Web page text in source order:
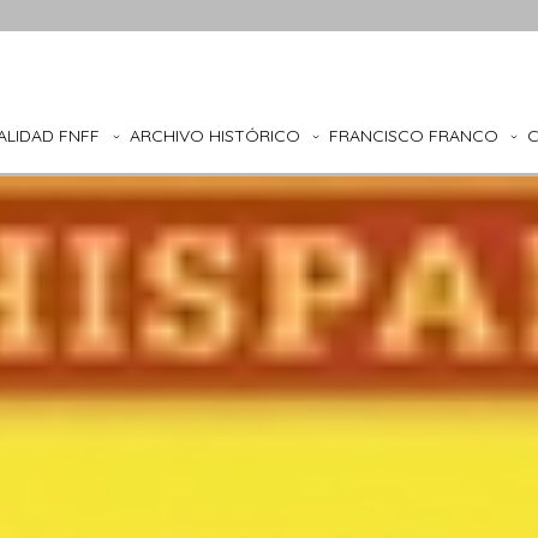
FNFF ARCHIVO HISTÓRICO FRANCISCO FRANCO